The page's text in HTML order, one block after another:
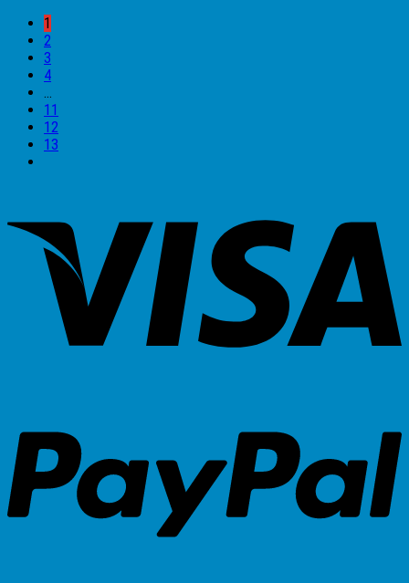
1
2
3
4
…
11
12
13